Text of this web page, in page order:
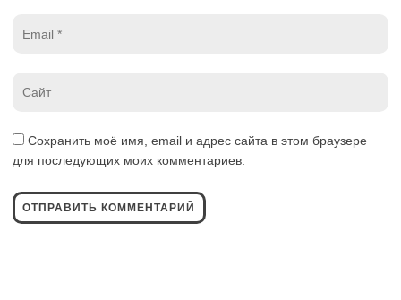
Сохранить моё имя, email и адрес сайта в этом браузере
для последующих моих комментариев.